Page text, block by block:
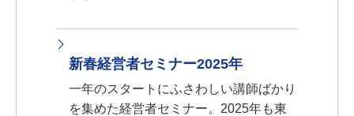
新春経営者セミナー2025年
一年のスタートにふさわしい講師ばかり
を集めた経営者セミナー。2025年も東